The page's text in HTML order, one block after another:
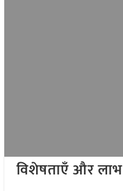
विशेषताएँ और लाभ